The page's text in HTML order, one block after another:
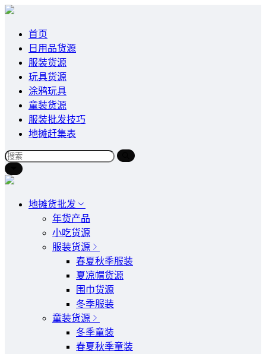
首页
日用品货源
服装货源
玩具货源
涂鸦玩具
童装货源
服装批发技巧
地摊赶集表
地摊货批发
年货产品
小吃货源
服装货源
春夏秋季服装
夏凉帽货源
围巾货源
冬季服装
童装货源
冬季童装
春夏秋季童装